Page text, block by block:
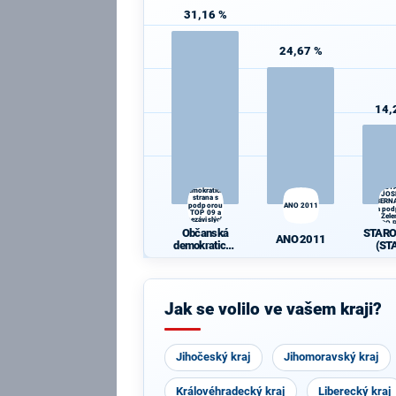
31,16 %
demokratická
strana s
podporou
TOP 09 a
nezávislých
starostů
Občanská
demokratická
09 a
starostů
24,67 %
ANO 2011
ANO 2011
a
PRO
a
PRO
Jak se volilo ve vašem kraji?
Jihočeský kraj Jihomoravský kraj
Královéhradecký kraj Liberecký kraj